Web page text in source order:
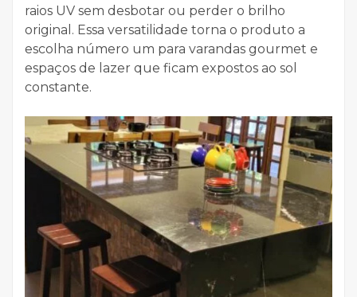
raios UV sem desbotar ou perder o brilho
original. Essa versatilidade torna o produto a
escolha número um para varandas gourmet e
espaços de lazer que ficam expostos ao sol
constante.